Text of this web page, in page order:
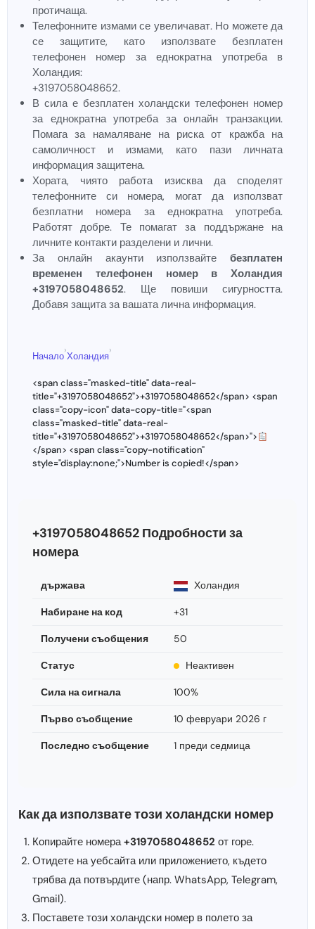
протичаща.
Телефонните измами се увеличават. Но можете да
се защитите, като използвате безплатен
телефонен номер за еднократна употреба в
Холандия:
+3197058048652.
В сила е безплатен холандски телефонен номер
за еднократна употреба за онлайн транзакции.
Помага за намаляване на риска от кражба на
самоличност и измами, като пази личната
информация защитена.
Хората, чиято работа изисква да споделят
телефонните си номера, могат да използват
безплатни номера за еднократна употреба.
Работят добре. Те помагат за поддържане на
личните контакти разделени и лични.
За онлайн акаунти използвайте безплатен
временен телефонен номер в Холандия
+3197058048652. Ще повиши сигурността.
Добавя защита за вашата лична информация.
Начало
›
Холандия
›
<span class="masked-title" data-real-
title="+3197058048652">+3197058048652</span> <span
class="copy-icon" data-copy-title="<span
class="masked-title" data-real-
title="+3197058048652">+3197058048652</span>">
</span> <span class="copy-notification"
style="display:none;">Number is copied!</span>
+3197058048652 Подробности за
номера
държава Холандия
Набиране на код +31
Получени съобщения 50
Статус Неактивен
Сила на сигнала 100%
Първо съобщение 10 февруари 2026 г
Последно съобщение 1 преди седмица
Как да използвате този холандски номер
Копирайте номера+3197058048652 от горе.
Отидете на уебсайта или приложението, където
трябва да потвърдите (напр. WhatsApp, Telegram,
Gmail).
Поставете този холандски номер в полето за